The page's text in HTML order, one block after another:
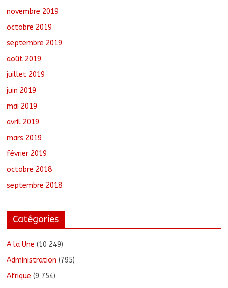
novembre 2019
octobre 2019
septembre 2019
août 2019
juillet 2019
juin 2019
mai 2019
avril 2019
mars 2019
février 2019
octobre 2018
septembre 2018
Catégories
A la Une (10 249)
Administration (795)
Afrique (9 754)